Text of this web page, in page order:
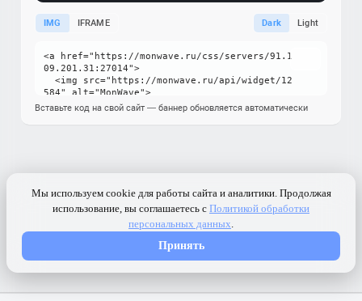
IMG IFRAME Dark Light
Вставьте код на свой сайт — баннер обновляется автоматически